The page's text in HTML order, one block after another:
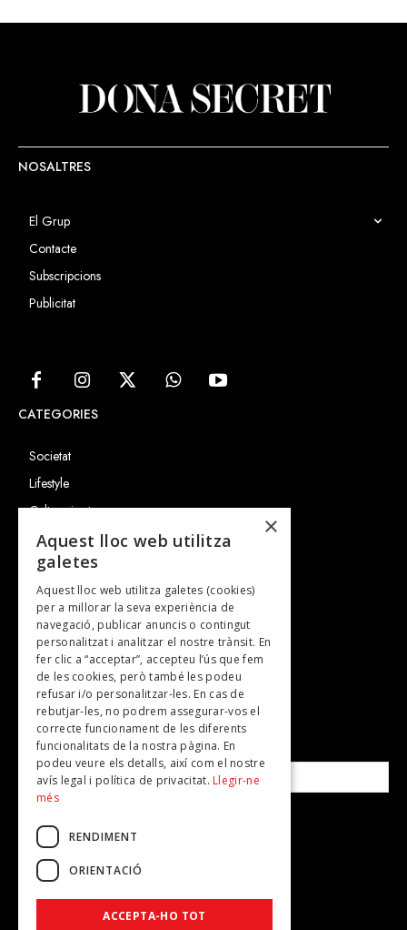
NOSALTRES
El Grup
Contacte
Subscripcions
Publicitat
CATEGORIES
Societat
Lifestyle
Cultura i art
Entrevistes
Gastronomia
TV
Plans per fer
Revistes
SUBSCRIU-TE A LA NOSTRA NEWSLETTER!
Correu electrònic*
Accepto lapolítica de privacitat
×
Aquest lloc web utilitza
galetes
Aquest lloc web utilitza galetes (cookies)
per a millorar la seva experiència de
navegació, publicar anuncis o contingut
personalitzat i analitzar el nostre trànsit. En
fer clic a “acceptar”, accepteu l’ús que fem
de les cookies, però també les podeu
refusar i/o personalitzar-les. En cas de
rebutjar-les, no podrem assegurar-vos el
correcte funcionament de les diferents
funcionalitats de la nostra pàgina. En
podeu veure els detalls, així com el nostre
avís legal i política de privacitat. Llegir-ne
més
RENDIMENT
ORIENTACIÓ
ACCEPTA-HO TOT